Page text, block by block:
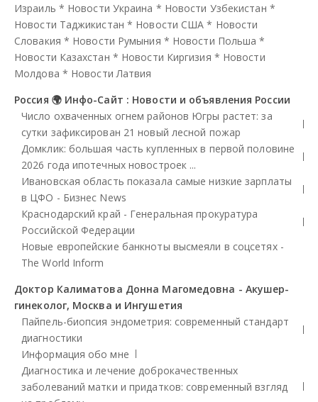
Израиль * Новости Украина * Новости Узбекистан *
Новости Таджикистан * Новости США * Новости
Словакия * Новости Румыния * Новости Польша *
Новости Казахстан * Новости Киргизия * Новости
Молдова * Новости Латвия
Россия 🌍 Инфо-Сайт : Новости и объявления России
Число охваченных огнем районов Югры растет: за
сутки зафиксирован 21 новый лесной пожар
Домклик: большая часть купленных в первой половине
2026 года ипотечных новостроек ...
Ивановская область показала самые низкие зарплаты
в ЦФО - Бизнес News
Краснодарский край - Генеральная прокуратура
Российской Федерации
Новые европейские банкноты высмеяли в соцсетях -
The World Inform
Доктор Калиматова Донна Магомедовна - Акушер-
гинеколог, Москва и Ингушетия
Пайпель-биопсия эндометрия: современный стандарт
диагностики
Информация обо мне
Диагностика и лечение доброкачественных
заболеваний матки и придатков: современный взгляд